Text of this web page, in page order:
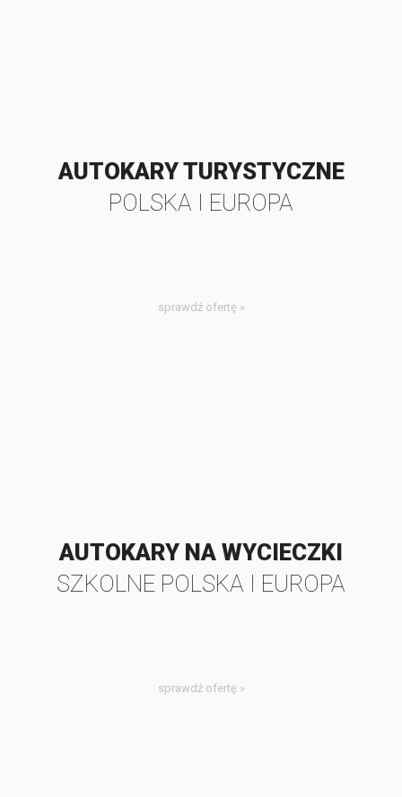
AUTOKARY TURYSTYCZNE
POLSKA I EUROPA
sprawdź ofertę »
AUTOKARY NA WYCIECZKI
SZKOLNE POLSKA I EUROPA
sprawdź ofertę »